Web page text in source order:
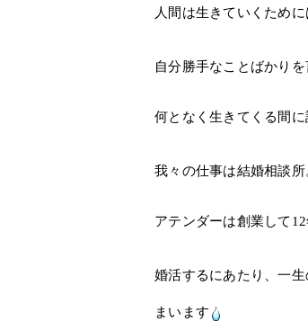
人間は生きていくため
自分勝手なことばかり
何となく生きてくる間
我々の仕事は結婚相談
アテンダーは創業して
婚活するにあたり、一
まいます